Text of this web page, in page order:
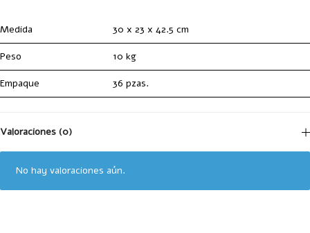
Medida 30 x 23 x 42.5 cm
Peso 10 kg
Empaque 36 pzas.
Valoraciones (0)
No hay valoraciones aún.